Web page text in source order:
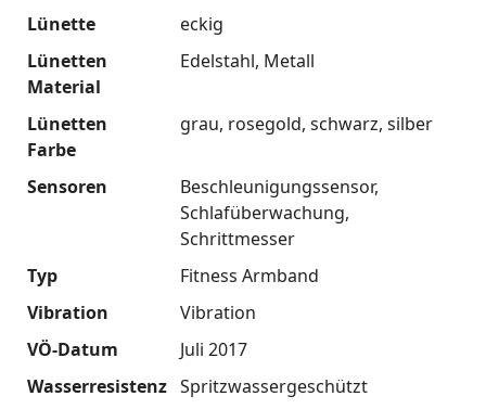
Lünette
eckig
Lünetten
Material
Edelstahl Metall
Lünetten
Farbe
grau rosegold schwarz silber
Sensoren
Beschleunigungssensor
Schlafüberwachung
Schrittmesser
Typ
Fitness Armband
Vibration
Vibration
VÖ-Datum
Juli 2017
Wasserresistenz Spritzwassergeschützt